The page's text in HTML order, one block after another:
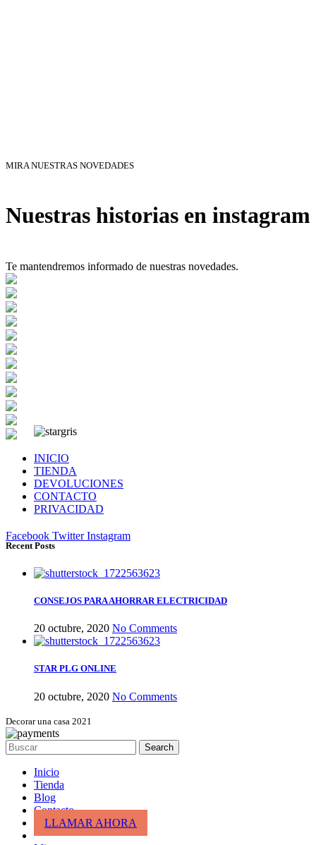
MIRA NUESTRAS NOVEDADES
Nuestras historias en instagram
Te mantendremos informado de nuestras novedades.
INICIO
TIENDA
DEVOLUCIONES
CONTACTO
PRIVACIDAD
Facebook Twitter Instagram
Recent Posts
CONSEJOS PARA AHORRAR ELECTRICIDAD
20 octubre, 2020 No Comments
STAR PLG ONLINE
20 octubre, 2020 No Comments
Decorar una casa 2021
Search
Inicio
Tienda
Blog
Contacto
LLAMAR AHORA